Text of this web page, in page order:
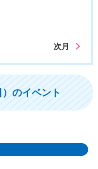
次月
のイベント